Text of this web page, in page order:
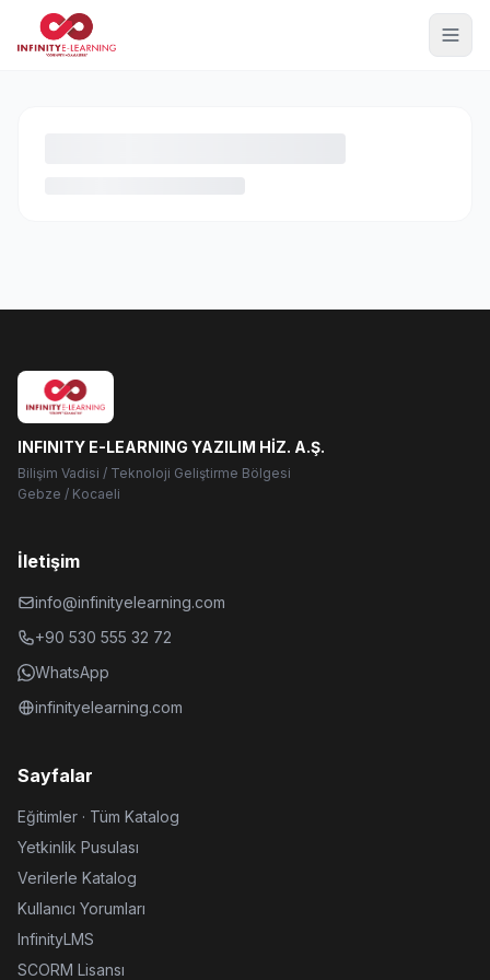
INFINITY E-LEARNING YAZILIM HİZ. A.Ş.
Bilişim Vadisi / Teknoloji Geliştirme Bölgesi
Gebze / Kocaeli
İletişim
info@infinityelearning.com
+90 530 555 32 72
WhatsApp
infinityelearning.com
Sayfalar
Eğitimler · Tüm Katalog
Yetkinlik Pusulası
Verilerle Katalog
Kullanıcı Yorumları
InfinityLMS
SCORM Lisansı